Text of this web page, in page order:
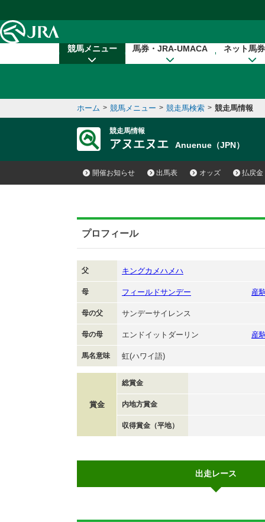
競馬メニュー 馬券・JRA-UMACA ネット馬
ホーム > 競馬メニュー > 競走馬検索 > 競走馬情報
競走馬情報
アヌエヌエ Anuenue（JPN）
開催お知らせ 出馬表 オッズ 払戻金
プロフィール
父 キングカメハメハ
母 フィールドサンデー 産
母の父 サンデーサイレンス
母の母 エンドイットダーリン 産
馬名意味 虹(ハワイ語)
賞金
総賞金
内地方賞金
収得賞金（平地）
出走レース